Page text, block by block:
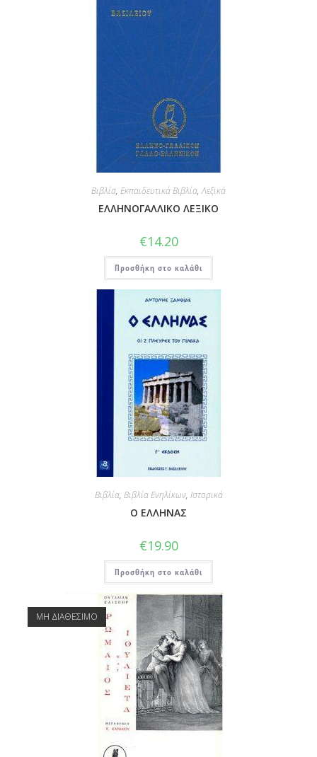
Βιβλία, Εκπαιδευτικά Βιβλία,Λεξικά
ΕΛΛΗΝΟΓΑΛΛΙΚΟ ΛΕΞΙΚΟ
€14.20
Προσθήκη στο καλάθι
Βιβλία, Βιβλία Ενηλίκων, Ιστορικά
Ο ΕΛΛΗΝΑΣ
€19.90
Προσθήκη στο καλάθι
ΜΗ ΔΙΑΘΕΣΙΜΟ